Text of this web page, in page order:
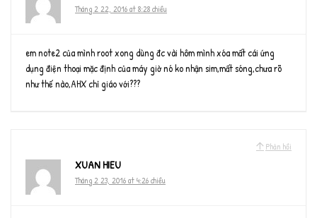
Tháng 2 22, 2016 at 8:28 chiều
em note2 của mình root xong dùng đc vài hôm mình xóa mất cái ứng
dụng điện thoại mặc định của máy giờ nó ko nhận sim,mất sóng,chưa rõ
như thế nào,AHX chỉ giáo với???
Phản hồi
XUAN HIEU
Tháng 2 23, 2016 at 4:26 chiều